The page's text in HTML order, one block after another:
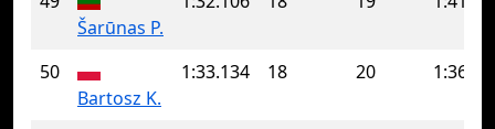
Šarūnas P.
50
Bartosz K.
1:33.134 18 20